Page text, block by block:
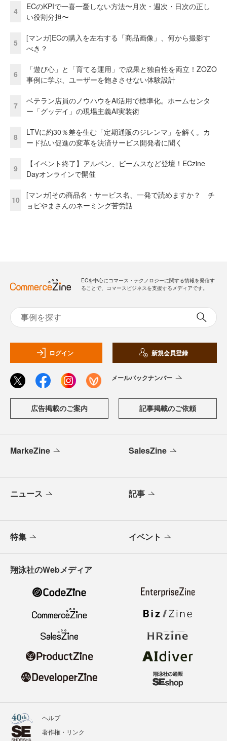
4
ECのKPIで一喜一憂しない方法〜月次・週次・日次の正し
い役割分担〜
5
[マンガ]ECの購入を左右する「商品画像」、何から撮影す
べき？
6
「遊び心」と「育てる運用」で成果と独自性を両立！ZOZO
事例に学ぶ、ユーザーを飽きさせない体験設計
7
ベテラン店員のノウハウをAI活用で標準化。ホームセンタ
ー「グッデイ」の現場主義AI実装術
8
LTVに約30％差を生む「定期通販のジレンマ」を解く。カ
ード払い促進の変革を決済サービス開発者に聞く
9
【イベント終了】アルペン、ビームスなど登壇！ECzine
Dayオンラインで開催
10
[マンガ]その商品名・サービス名、一発で読めますか？ チ
ョピやまさんのネーミング苦労話
ECを中心にコマース・テクノロジーに関する情報を発信す
ることで、コマースビジネスを支援するメディアです。
ログイン 新規会員登録
メールバックナンバー
広告掲載のご案内 記事掲載のご依頼
MarkeZine SalesZine
ニュース 記事
特集 イベント
翔泳社のWebメディア
ヘルプ
著作権・リンク